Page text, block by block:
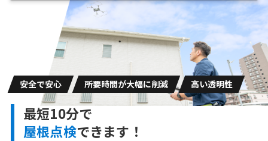
安全で安心 所要時間が大幅に削減 高い透明性
最短10分で
屋根点検できます！